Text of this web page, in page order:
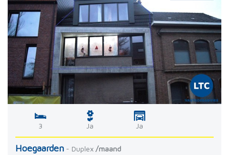
3 Ja Ja
Hoegaarden - Duplex /maand